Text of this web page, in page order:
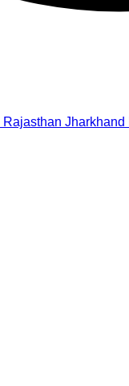
Rajasthan Jharkhand